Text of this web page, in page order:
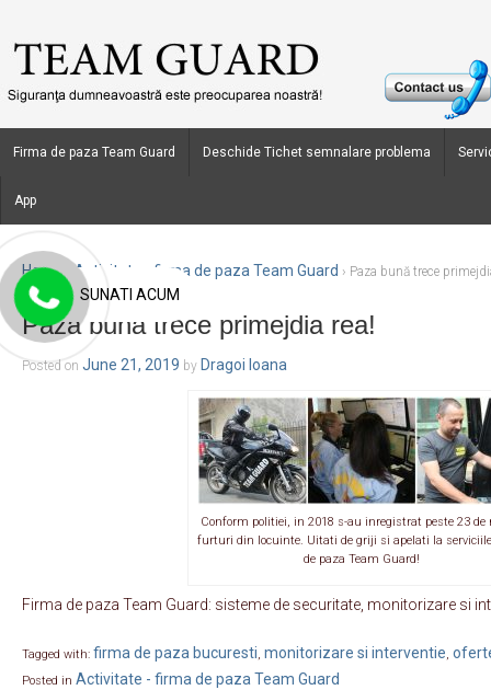
Firma de paza Team Guard Deschide Tichet semnalare problema
App
Home Activitate - firma de paza Team Guard › Paza bună trece
Paza bună trece primejdia rea!
Posted on June 21, 2019 by Dragoi Ioana
Conform politiei, in 2018 s-au inregistrat peste 23 de
furturi din locuinte. Uitati de griji si apelati la
de paza Team Guard!
Firma de paza Team Guard: sisteme de securitate, monitorizare si
Tagged with: firma de paza bucuresti, monitorizare si interventie,
Posted in Activitate - firma de paza Team Guard
SUNATI ACUM